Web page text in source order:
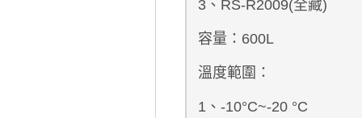
3、RS-R2009(全藏)
容量：600L
溫度範圍：
1、-10°C~-20 °C